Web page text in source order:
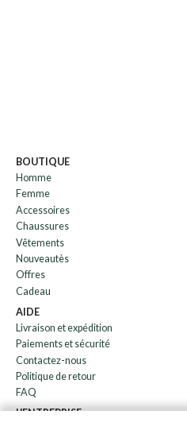
BOUTIQUE
Homme
Femme
Accessoires
Chaussures
Vêtements
Nouveautès
Offres
Cadeau
AIDE
Livraison et expédition
Paiements et sécurité
Contactez-nous
Politique de retour
FAQ
L'ENTREPRISE